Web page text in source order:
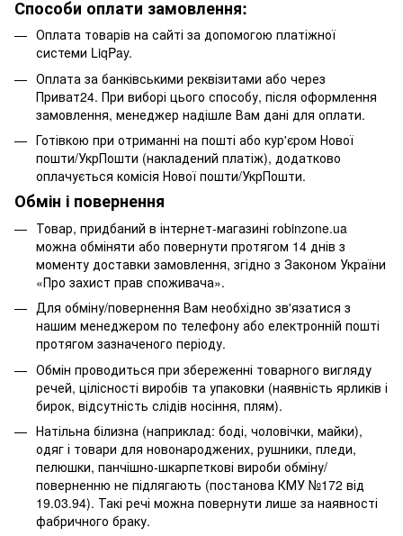
Способи оплати замовлення:
Оплата товарів на сайті за допомогою платіжної
системи LiqPay.
Оплата за банківськими реквізитами або через
Приват24. При виборі цього способу, після оформлення
замовлення, менеджер надішле Вам дані для оплати.
Готівкою при отриманні на пошті або кур'єром Нової
пошти/УкрПошти (накладений платіж), додатково
оплачується комісія Нової пошти/УкрПошти.
Обмін і повернення
Товар, придбаний в інтернет-магазині robinzone.ua
можна обміняти або повернути протягом 14 днів з
моменту доставки замовлення, згідно з Законом України
«Про захист прав споживача».
Для обміну/повернення Вам необхідно зв'язатися з
нашим менеджером по телефону або електронній пошті
протягом зазначеного періоду.
Обмін проводиться при збереженні товарного вигляду
речей, цілісності виробів та упаковки (наявність ярликів і
бирок, відсутність слідів носіння, плям).
Натільна білизна (наприклад: боді, чоловічки, майки),
одяг і товари для новонароджених, рушники, пледи,
пелюшки, панчішно-шкарпеткові вироби обміну/
поверненню не підлягають (постанова КМУ №172 від
19.03.94). Такі речі можна повернути лише за наявності
фабричного браку.